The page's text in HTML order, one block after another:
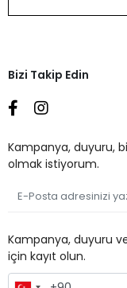
Bizi Takip Edin
Kampanya, duyuru,
olmak istiyorum.
Kampanya, duyuru
için kayıt olun.